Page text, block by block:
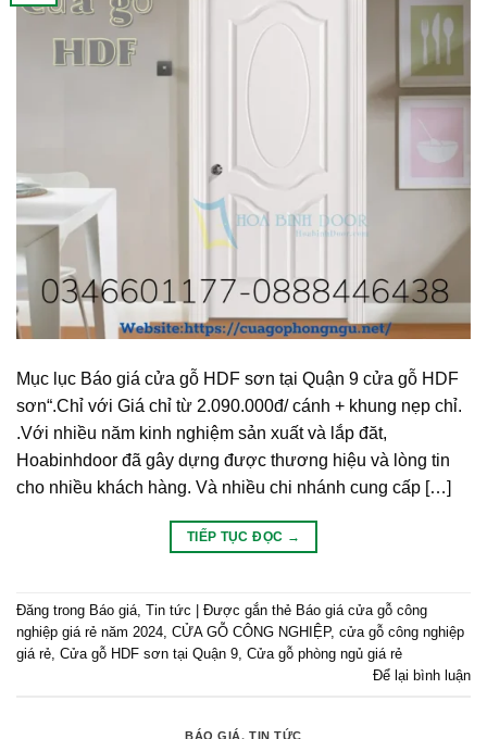
Mục lục Báo giá cửa gỗ HDF sơn tại Quận 9 cửa gỗ HDF
sơn“.Chỉ với Giá chỉ từ 2.090.000đ/ cánh + khung nẹp chỉ.
.Với nhiều năm kinh nghiệm sản xuất và lắp đăt,
Hoabinhdoor đã gây dựng được thương hiệu và lòng tin
cho nhiều khách hàng. Và nhiều chi nhánh cung cấp […]
TIẾP TỤC ĐỌC →
Đăng trong Báo giá, Tin tức Được gắn thẻ Báo giá cửa gỗ công
nghiệp giá rẻ năm 2024, CỬA GỖ CÔNG NGHIỆP, cửa gỗ công nghiệp
giá rẻ, Cửa gỗ HDF sơn tại Quận 9, Cửa gỗ phòng ngủ giá rẻ
Để lại bình luận
BÁO GIÁ,TIN TỨC